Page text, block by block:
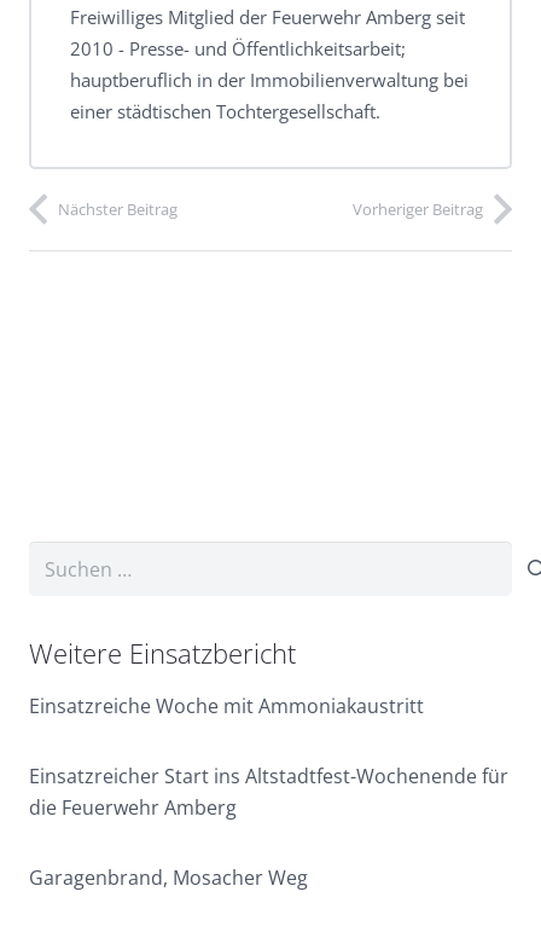
Freiwilliges Mitglied der Feuerwehr Amberg seit
2010 - Presse- und Öffentlichkeitsarbeit;
hauptberuflich in der Immobilienverwaltung bei
einer städtischen Tochtergesellschaft.
Nächster Beitrag Vorheriger Beitrag
Suchen
Weitere Einsatzbericht
Einsatzreiche Woche mit Ammoniakaustritt
Einsatzreicher Start ins Altstadtfest-Wochenende für
die Feuerwehr Amberg
Garagenbrand, Mosacher Weg